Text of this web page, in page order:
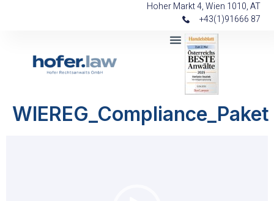
Hoher Markt 4, Wien 1010, AT
+43(1)91666 87
WIEREG_Compliance_Paket